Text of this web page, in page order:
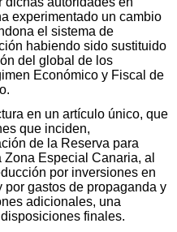
experimentado un cambio
el sistema de
habiendo sido sustituido
del global de los
Económico y Fiscal de
en un artículo único, que
que inciden,
de la Reserva para
Especial Canaria, al
por inversiones en
por gastos de propaganda y
adicionales, una
finales.